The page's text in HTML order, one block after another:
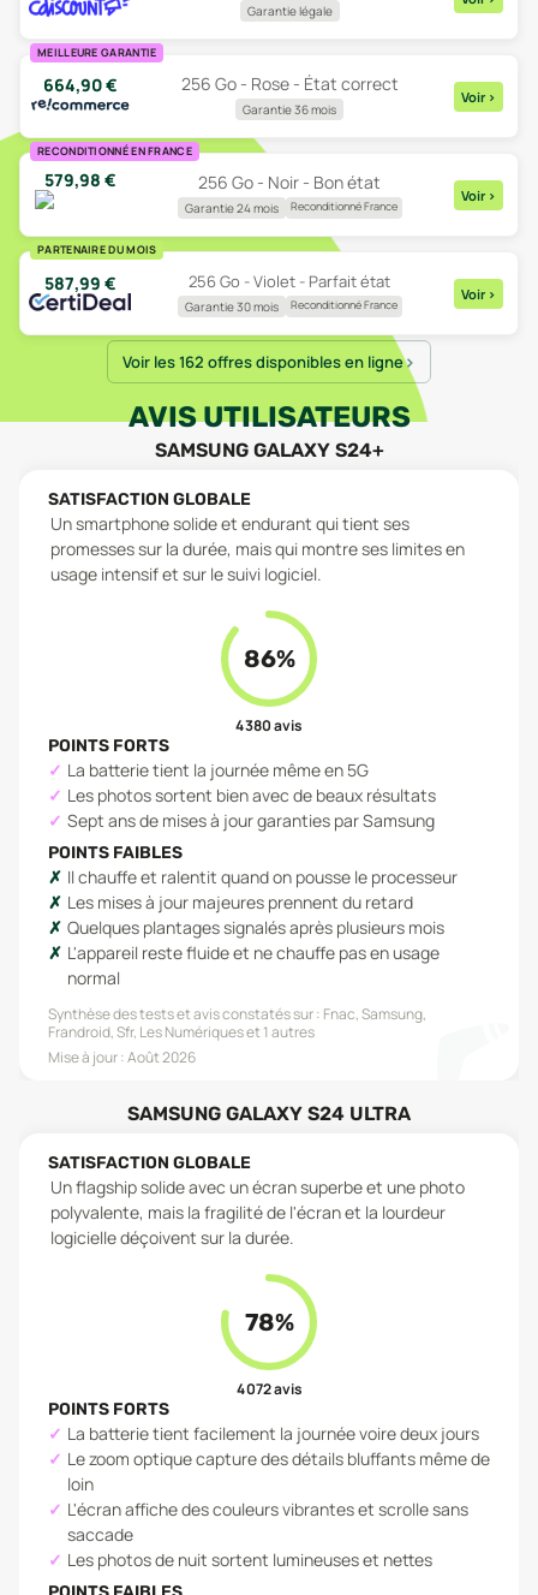
Garantie légale
MEILLEURE GARANTIE
664,90€ 256 Go - Rose - État correct
Garantie 36 mois
Voir >
RECONDITIONNÉ EN FRANCE
579,98 € 256 Go - Noir - Bon état
Garantie 24 mois Reconditionné France
Voir >
PARTENAIRE DU MOIS
587,99 € 256 Go - Violet - Parfait état
Garantie 30 mois Reconditionné France
Voir >
Voir les 162 offres disponibles en ligne
AVIS UTILISATEURS
SAMSUNG GALAXY S24+
SATISFACTION GLOBALE
Un smartphone solide et endurant qui tient ses
promesses sur la durée, mais qui montre ses limites en
usage intensif et sur le suivi logiciel.
86%
4 380avis
POINTS FORTS
La batterie tient la journée même en 5G
Les photos sortent bien avec de beaux résultats
Sept ans de mises à jour garanties par Samsung
POINTS FAIBLES
Il chauffe et ralentit quand on pousse le processeur
Les mises à jour majeures prennent du retard
Quelques plantages signalés après plusieurs mois
L'appareil reste fluide et ne chauffe pas en usage
normal
Synthèse des tests et avis constatés sur : Fnac, Samsung,
Frandroid, Sfr, Les Numériqueset 1 autres
Mise à jour :Août 2026
SAMSUNG GALAXY S24 ULTRA
SATISFACTION GLOBALE
Un flagship solide avec un écran superbe et une photo
polyvalente, mais la fragilité de l'écran et la lourdeur
logicielle déçoivent sur la durée.
78%
4 072avis
POINTS FORTS
La batterie tient facilement la journée voire deux jours
Le zoom optique capture des détails bluffants même de
loin
L'écran affiche des couleurs vibrantes et scrolle sans
saccade
Les photos de nuit sortent lumineuses et nettes